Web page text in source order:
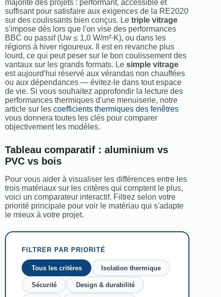
majorité des projets : performant, accessible et
suffisant pour satisfaire aux exigences de la RE2020
sur des coulissants bien conçus. Le triple vitrage
s'impose dès lors que l'on vise des performances
BBC ou passif (Uw ≤ 1,0 W/m²·K), ou dans les
régions à hiver rigoureux. Il est en revanche plus
lourd, ce qui peut peser sur le bon coulissement des
vantaux sur les grands formats. Le simple vitrage
est aujourd'hui réservé aux vérandas non chauffées
ou aux dépendances — évitez-le dans tout espace
de vie. Si vous souhaitez approfondir la lecture des
performances thermiques d'une menuiserie, notre
article sur les coefficients thermiques des fenêtres
vous donnera toutes les clés pour comparer
objectivement les modèles.
Tableau comparatif : aluminium vs
PVC vs bois
Pour vous aider à visualiser les différences entre les
trois matériaux sur les critères qui comptent le plus,
voici un comparateur interactif. Filtrez selon votre
priorité principale pour voir le matériau qui s'adapte
le mieux à votre projet.
FILTRER PAR PRIORITÉ
Tous les critères Isolation thermique
Sécurité Design & durabilité